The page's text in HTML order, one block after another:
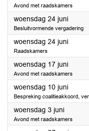
Avond met raadskamers
woensdag 24 juni2026
Besluitvormende vergadering
woensdag 24 juni2026
Raadskamers
woensdag 17 juni2026
Avond met raadskamers
woensdag 10 juni2026
Bespreking coalitieakkoord,
woensdag 3 juni2026
Avond met raadskamers